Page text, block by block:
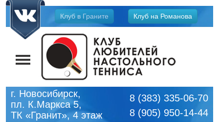
Jump
navigation
Клуб в Граните Клуб на Романова
г. Новосибирск,
пл. К.Маркса 5,
ТК «Гранит», 4 этаж
8 (383) 335-06-70
8 (905) 950-14-44